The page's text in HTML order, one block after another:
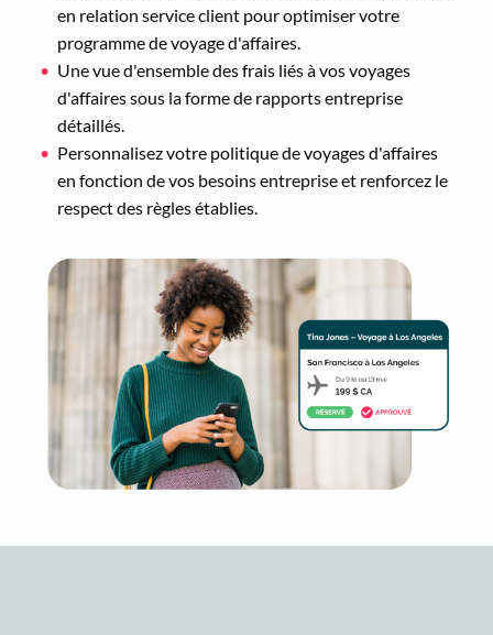
en relation service client pour optimiser votre
programme de voyage d'affaires.
Une vue d'ensemble des frais liés à vos voyages
d'affaires sous la forme de rapports entreprise
détaillés.
Personnalisez votre politique de voyages d'affaires
en fonction de vos besoins entreprise et renforcez le
respect des règles établies.